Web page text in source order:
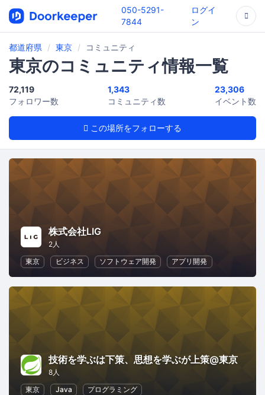
050-5291-
7844
ログイ
ン
都道府県 東京 コミュニティ
東京のコミュニティ情報一覧
この場所をフォローする
72,119
フォロワー数
1,343
コミュニティ数
23,306
イベント数
株式会社LIG
2人
東京
ビジネス ソフトウェア開発 アプリ開発
技術を学ぶは下策、思想を学ぶが上策@東京
8人
東京
Java プログラミング